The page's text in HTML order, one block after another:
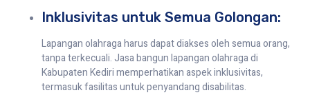
Inklusivitas untuk Semua Golongan:
Lapangan olahraga harus dapat diakses oleh semua orang,
tanpa terkecuali. Jasa bangun lapangan olahraga di
Kabupaten Kediri memperhatikan aspek inklusivitas,
termasuk fasilitas untuk penyandang disabilitas.